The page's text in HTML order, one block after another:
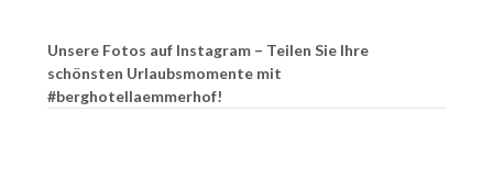
Unsere Fotos auf Instagram – Teilen Sie Ihre
schönsten Urlaubsmomente mit
#berghotellaemmerhof!